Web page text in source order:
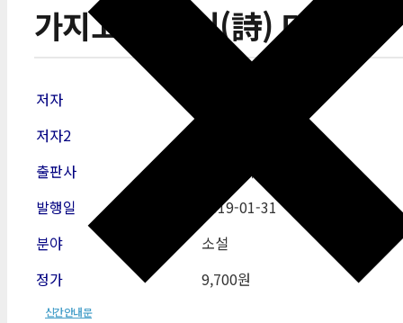
가지고 있는 시(詩) 다 내놔
저자
저자2
출판사
발행일
2019-01-31
분야
소설
정가
9,700원
신간안내문